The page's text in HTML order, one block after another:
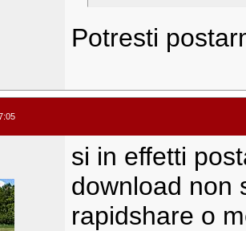
Potresti
si in effetti
download non
rapidshare o